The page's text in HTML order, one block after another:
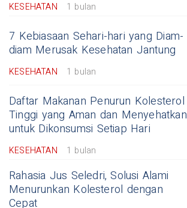
KESEHATAN 1 bulan
7 Kebiasaan Sehari-hari yang Diam-
diam Merusak Kesehatan Jantung
KESEHATAN 1 bulan
Daftar Makanan Penurun Kolesterol
Tinggi yang Aman dan Menyehatkan
untuk Dikonsumsi Setiap Hari
KESEHATAN 1 bulan
Rahasia Jus Seledri, Solusi Alami
Menurunkan Kolesterol dengan
Cepat